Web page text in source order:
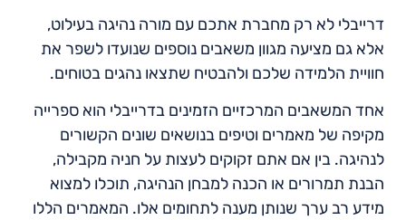
דרייבלי לא רק מחברת אתכם עם מורה נהיגה בעילוט,
אלא גם מציעה מגוון משאבים נוספים שנועדו לשפר את
חוויית הלמידה שלכם ולהבטיח שתצאו נהגים בטוחים.
אחד המשאבים המרכזיים הזמינים בדרייבלי הוא ספרייה
מקיפה של מאמרים וטיפים בנושאים שונים הקשורים
לנהיגה. בין אם אתם זקוקים לעצות על חניה מקבילה,
הבנת תמרורים או הכנה למבחן הנהיגה, תוכלו למצוא
מידע רב ערך שנותן מענה לתחומים אלו. המאמרים הללו